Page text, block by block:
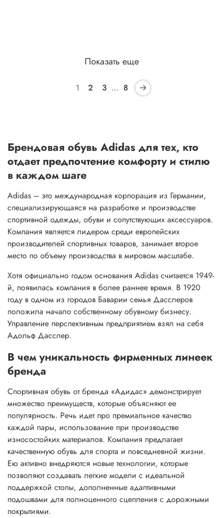
Показать еще
1 2 3 … 8
Брендовая обувь Adidas для тех, кто
отдает предпочтение комфорту и стилю
в каждом шаге
Adidas – это международная корпорация из Германии,
специализирующаяся на разработке и производстве
спортивной одежды, обуви и сопутствующих аксессуаров.
Компания является лидером среди европейских
производителей спортивных товаров, занимает второе
место по объему производства в мировом масштабе.
Хотя официально годом основания Adidas считается 1949-
й, появилась компания в более раннее время. В 1920
году в одном из городов Баварии семья Дасслеров
положила начало собственному обувному бизнесу.
Управление перспективным предприятием взял на себя
Адольф Дасслер.
В чем уникальность фирменных линеек
бренда
Спортивная обувь от бренда «Адидас» демонстрирует
множество преимуществ, которые объясняют ее
популярность. Речь идет про премиальное качество
каждой пары, использование при производстве
износостойких материалов. Компания предлагает
качественную обувь для спорта и повседневной жизни.
Ею активно внедряются новые технологии, которые
позволяют создавать легкие модели с идеальной
поддержкой стопы, дополненные адаптивными
подошвами для полноценного сцепления с дорожными
покрытиями.